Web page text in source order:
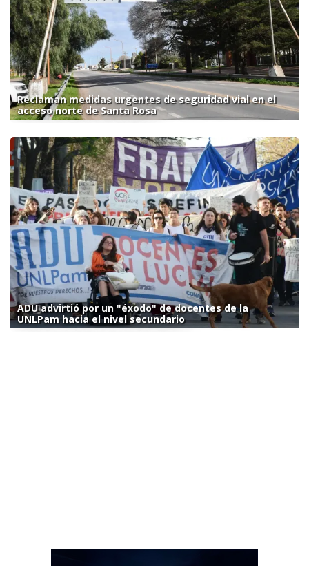
Reclaman medidas urgentes de seguridad vial en el
acceso norte de Santa Rosa
ADU advirtió por un "éxodo" de docentes de la
UNLPam hacia el nivel secundario